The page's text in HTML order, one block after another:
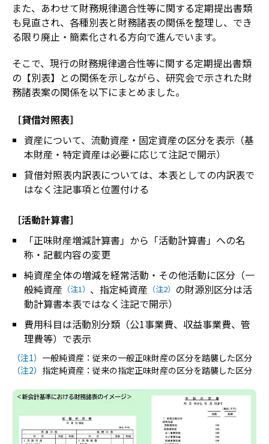
また、あわせて財務規律適合性等に関する定期提出書類
も見直され、各種別表と財務諸表の関係を整理し、でき
る限り廃止・簡素化される方向で進んでいます。
そこで、現行の財務規律適合性等に関する定期提出書類
の【別表】との関係を示しながら、研究会で示された財
務諸表案の関係を以下にまとめました。
［貸借対照表］
資産について、流動資産・固定資産の区分を表示（基
本財産・特定資産は必要に応じて注記で開示）
貸借対照表内訳表については、本表としての内訳表で
はなく注記事項と位置付ける
［活動計算書］
「正味財産増減計算書」から「活動計算書」への名
称・記載内容の変更
純資産全体の増減を経常活動・その他活動に区分（一
般純資産 （注1） 、指定純資産 （注2） の財源別区分は活
動計算書本表ではなく注記で開示）
費用科目は活動別分類（公1事業費、収益事業費、管
理費等）で表示
（注1） 一般純資産：従来の一般正味財産の区分を踏襲した区分
（注2） 指定純資産：従来の指定正味財産の区分を踏襲した区分